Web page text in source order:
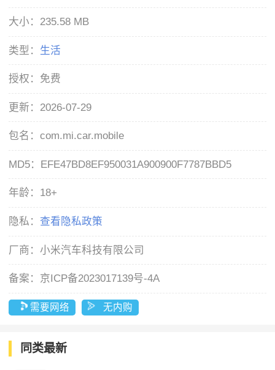
大小： 235.58 MB
类型： 生活
授权： 免费
更新： 2026-07-29
包名：com.mi.car.mobile
MD5： EFE47BD8EF950031A900900F7787BBD5
年龄： 18+
隐私： 查看隐私政策
厂商：小米汽车科技有限公司
备案： 京ICP备2023017139号-4A
需要网络 无内购
同类最新